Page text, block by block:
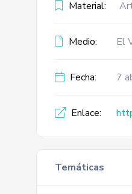
Material:
Medio: El
Fecha: 7
Enlace:
Temáticas